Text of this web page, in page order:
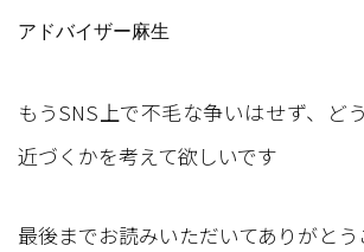
アドバイザー麻生
もうSNS上で不毛な争いはせず、ど
近づくかを考えて欲しいです
最後までお読みいただいてありがとう